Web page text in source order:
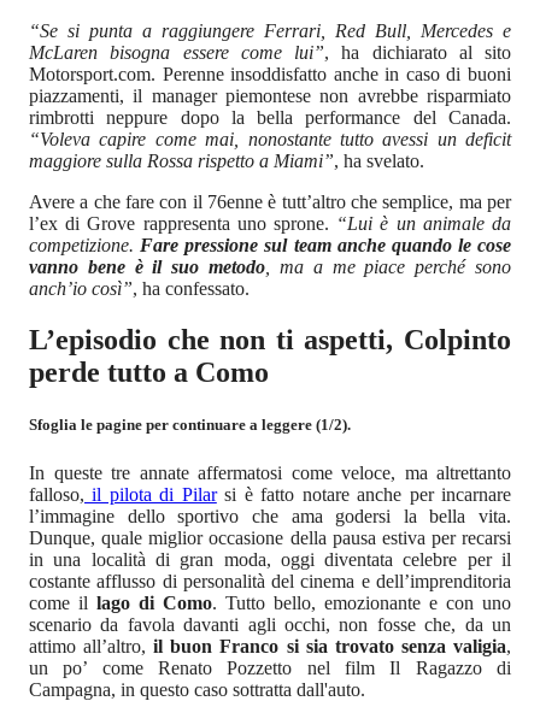
“Se si punta a raggiungere Ferrari, Red Bull, Mercedes e
McLaren bisogna essere come lui”, ha dichiarato al sito
Motorsport.com. Perenne insoddisfatto anche in caso di buoni
piazzamenti, il manager piemontese non avrebbe risparmiato
rimbrotti neppure dopo la bella performance del Canada.
“Voleva capire come mai, nonostante tutto avessi un deficit
maggiore sulla Rossa rispetto a Miami”, ha svelato.
Avere a che fare con il 76enne è tutt’altro che semplice, ma per
l’ex di Grove rappresenta uno sprone. “Lui è un animale da
competizione. Fare pressione sul team anche quando le cose
vanno bene è il suo metodo, ma a me piace perché sono
anch’io così”, ha confessato.
L’episodio che non ti aspetti, Colpinto
perde tutto a Como
Sfoglia le pagine per continuare a leggere (1/2).
In queste tre annate affermatosi come veloce, ma altrettanto
falloso, il pilota di Pilarsi è fatto notare anche per incarnare
l’immagine dello sportivo che ama godersi la bella vita.
Dunque, quale miglior occasione della pausa estiva per recarsi
in una località di gran moda, oggi diventata celebre per il
costante afflusso di personalità del cinema e dell’imprenditoria
come il lago di Como. Tutto bello, emozionante e con uno
scenario da favola davanti agli occhi, non fosse che, da un
attimo all’altro, il buon Franco si sia trovato senza valigia,
un po’ come Renato Pozzetto nel film Il Ragazzo di
Campagna, in questo caso sottratta dall'auto.